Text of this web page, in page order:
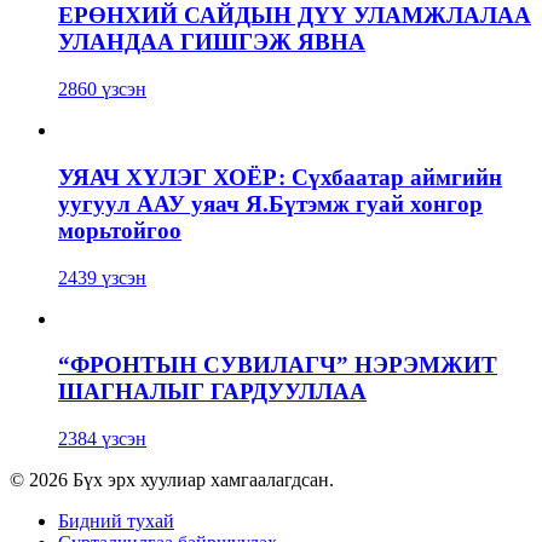
ЕРӨНХИЙ САЙДЫН ДҮҮ УЛАМЖЛАЛАА
УЛАНДАА ГИШГЭЖ ЯВНА
2860 үзсэн
УЯАЧ ХҮЛЭГ ХОЁР: Сүхбаатар аймгийн
уугуул ААУ уяач Я.Бүтэмж гуай хонгор
морьтойгоо
2439 үзсэн
“ФРОНТЫН СУВИЛАГЧ” НЭРЭМЖИТ
ШАГНАЛЫГ ГАРДУУЛЛАА
2384 үзсэн
© 2026 Бүх эрх хуулиар хамгаалагдсан.
Бидний тухай